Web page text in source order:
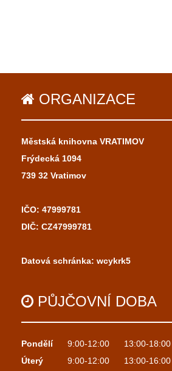
ORGANIZACE
Městská knihovna VRATIMOV
Frýdecká 1094
739 32 Vratimov
IČO: 47999781
DIČ: CZ47999781
Datová schránka: wcykrk5
PŮJČOVNÍ DOBA
Pondělí 9:00-12:00 13:00-18:00
Úterý
9:00-12:00
13:00-16:00